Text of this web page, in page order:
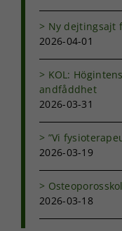
Ny dejtingsajt
2026-04-01
KOL:
andfåddhet
2026-03-31
”Vi
2026-03-19
2026-03-18